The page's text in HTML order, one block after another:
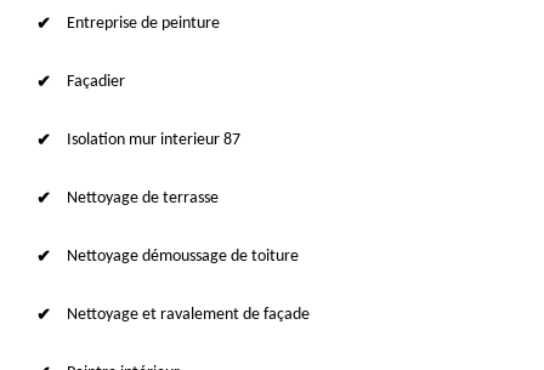
Entreprise de peinture
Façadier
Isolation mur interieur 87
Nettoyage de terrasse
Nettoyage démoussage de toiture
Nettoyage et ravalement de façade